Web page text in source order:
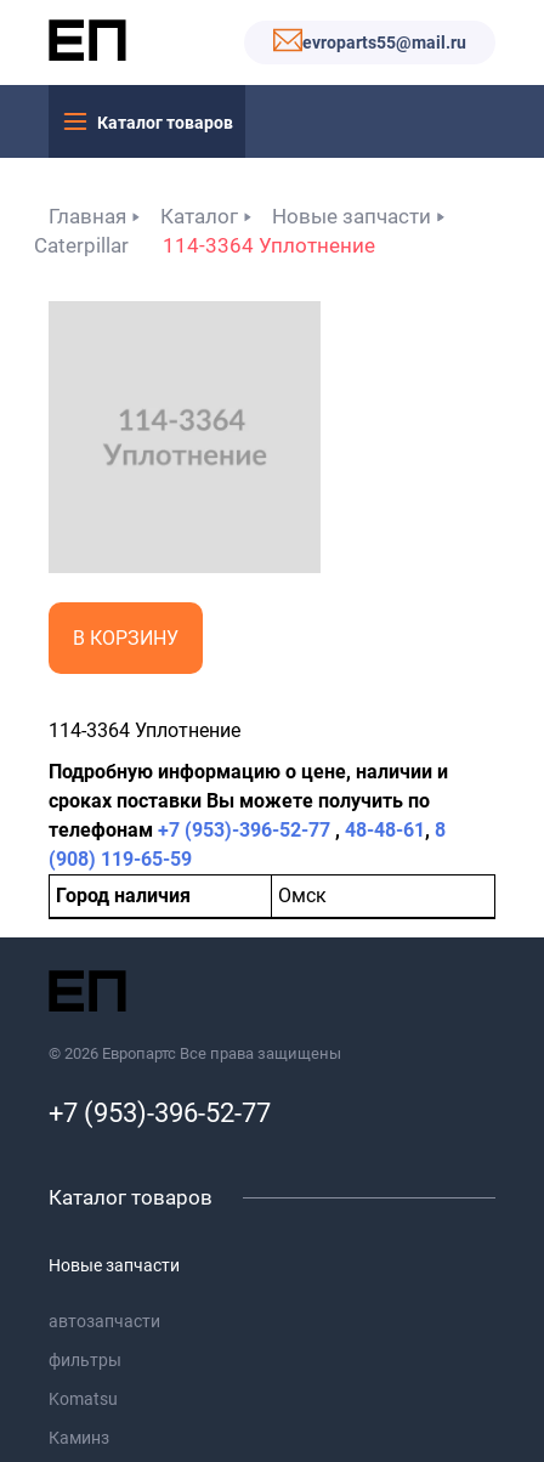
evroparts55@mail.ru
Каталог товаров
Главная Каталог
Новые запчасти
Caterpillar
114-3364 Уплотнение
В КОРЗИНУ
114-3364 Уплотнение
Подробную информацию о цене, наличии и
сроках поставки Вы можете получить по
телефонам +7 (953)-396-52-77 , 48-48-61, 8
(908) 119-65-59
Город наличия
Омск
© 2026 Европартс Все права защищены
+7 (953)-396-52-77
Каталог товаров
Новые запчасти
автозапчасти
фильтры
Komatsu
Каминз